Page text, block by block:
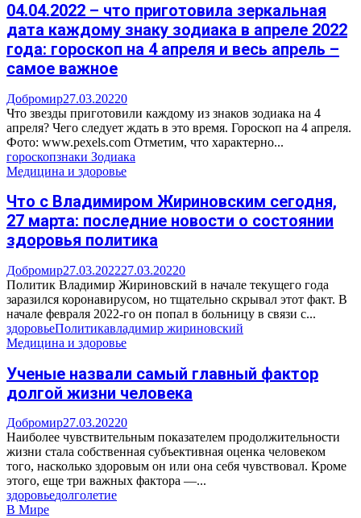
04.04.2022 – что приготовила зеркальная
дата каждому знаку зодиака в апреле 2022
года: гороскоп на 4 апреля и весь апрель –
самое важное
Добромир27.03.20220
Что звезды приготовили каждому из знаков зодиака на 4
апреля? Чего следует ждать в это время. Гороскоп на 4 апреля.
Фото: www.pexels.com Отметим, что характерно...
гороскопзнаки Зодиака
Медицина и здоровье
Что с Владимиром Жириновским сегодня,
27 марта: последние новости о состоянии
здоровья политика
Добромир27.03.202227.03.20220
Политик Владимир Жириновский в начале текущего года
заразился коронавирусом, но тщательно скрывал этот факт. В
начале февраля 2022-го он попал в больницу в связи с...
здоровьеПолитикавладимир жириновский
Медицина и здоровье
Ученые назвали самый главный фактор
долгой жизни человека
Добромир27.03.20220
Наиболее чувствительным показателем продолжительности
жизни стала собственная субъективная оценка человеком
того, насколько здоровым он или она себя чувствовал. Кроме
этого, еще три важных фактора —...
здоровьедолголетие
В Мире